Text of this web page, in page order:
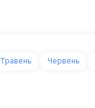
Травень Червень